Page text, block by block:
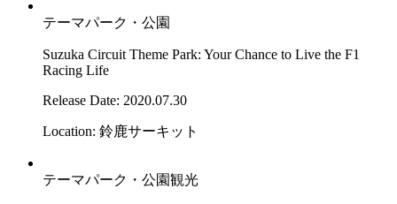
テーマパーク・公園
Suzuka Circuit Theme Park: Your Chance to Live the F1
Racing Life
Release Date: 2020.07.30
Location: 鈴鹿サーキット
テーマパーク・公園観光